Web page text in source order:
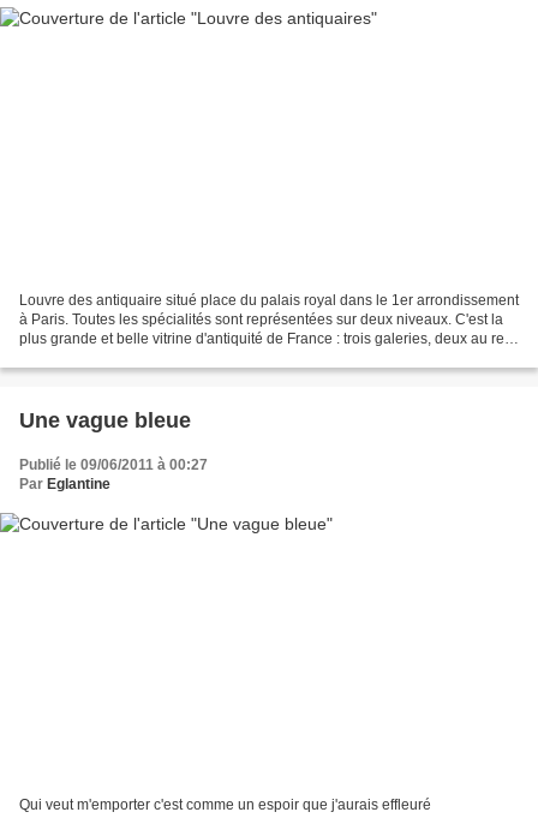
Louvre des antiquaire situé place du palais royal dans le 1er arrondissement
à Paris. Toutes les spécialités sont représentées sur deux niveaux. C'est la
plus grande et belle vitrine d'antiquité de France : trois galeries, deux au rez-
Une vague bleue
Publié le 09/06/2011 à 00:27
Par Eglantine
Qui veut m'emporter c'est comme un espoir que j'aurais effleuré